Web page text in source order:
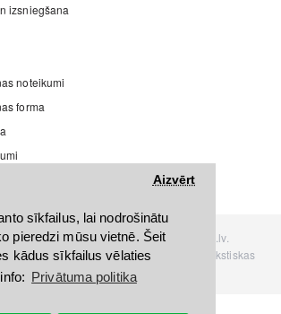
sīkfailus, lai nodrošinātu
pieredzi mūsu vietnē. Šeit
kādus sīkfailus vēlaties
Privātuma politika
Aizvērt
izsniegšana
noteikumi
forma
Interneta veikals www.Discomania.lv.
informācijas pārpublicēšana, bez rakstiskas